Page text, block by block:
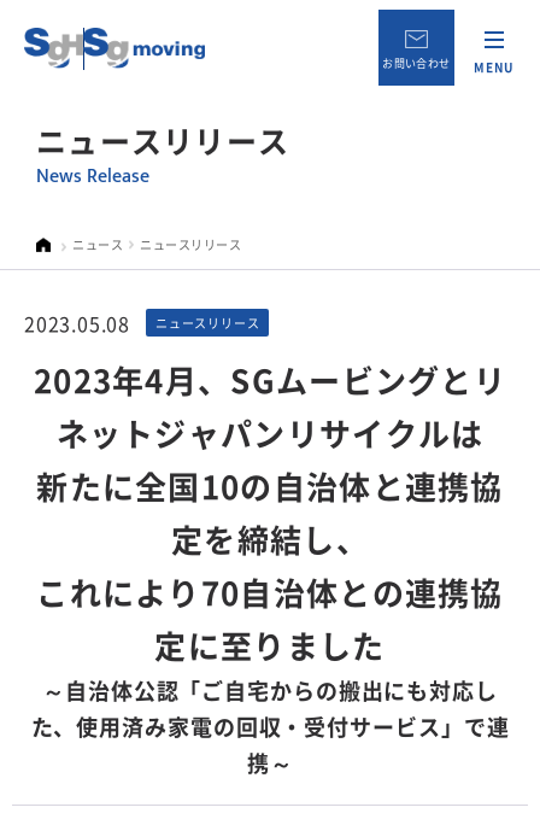
お問い合わせ MENU
ニュースリリース
News Release
ニュース ニュースリリース
2023.05.08 ニュースリリース
2023年4月、SGムービングとリ
ネットジャパンリサイクルは
新たに全国10の自治体と連携協
定を締結し、
これにより70自治体との連携協
定に至りました
～自治体公認「ご自宅からの搬出にも対応し
た、使用済み家電の回収・受付サービス」で連
携～